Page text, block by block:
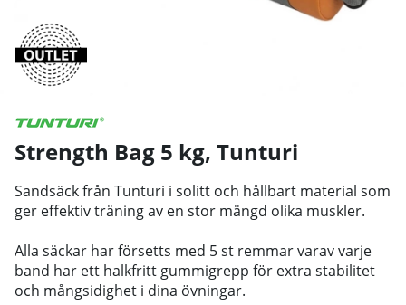
Strength Bag 5 kg, Tunturi
Sandsäck från Tunturi i solitt och hållbart material som
ger effektiv träning av en stor mängd olika muskler.
Alla säckar har försetts med 5 st remmar varav varje
band har ett halkfritt gummigrepp för extra stabilitet
och mångsidighet i dina övningar.